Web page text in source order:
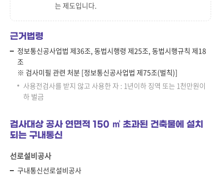
는 제도입니다.
근거법령
정보통신공사업법 제36조, 동법시행령 제25조, 동법시행규칙 제18
조
※ 검사미필 관련 처분 [정보통신공사업법 제75조(벌칙)]
사용전검사를 받지 않고 사용한 자 : 1년이하 징역 또는 1천만원이
하 벌금
검사대상 공사 연면적 150 ㎡ 초과된 건축물에 설치
되는 구내통신
선로설비공사
구내통신선로설비공사